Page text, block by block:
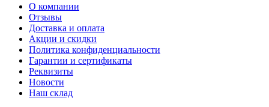
О компании
Отзывы
Доставка и оплата
Акции и скидки
Политика конфиденциальности
Гарантии и сертификаты
Реквизиты
Новости
Наш склад